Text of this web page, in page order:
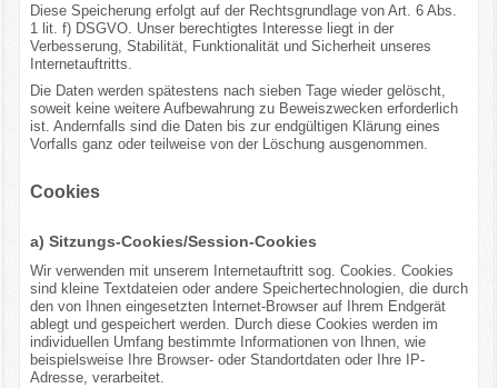
Diese Speicherung erfolgt auf der Rechtsgrundlage von Art. 6 Abs.
1 lit. f) DSGVO. Unser berechtigtes Interesse liegt in der
Verbesserung, Stabilität, Funktionalität und Sicherheit unseres
Internetauftritts.
Die Daten werden spätestens nach sieben Tage wieder gelöscht,
soweit keine weitere Aufbewahrung zu Beweiszwecken erforderlich
ist. Andernfalls sind die Daten bis zur endgültigen Klärung eines
Vorfalls ganz oder teilweise von der Löschung ausgenommen.
Cookies
a) Sitzungs-Cookies/Session-Cookies
Wir verwenden mit unserem Internetauftritt sog. Cookies. Cookies
sind kleine Textdateien oder andere Speichertechnologien, die durch
den von Ihnen eingesetzten Internet-Browser auf Ihrem Endgerät
ablegt und gespeichert werden. Durch diese Cookies werden im
individuellen Umfang bestimmte Informationen von Ihnen, wie
beispielsweise Ihre Browser- oder Standortdaten oder Ihre IP-
Adresse, verarbeitet.